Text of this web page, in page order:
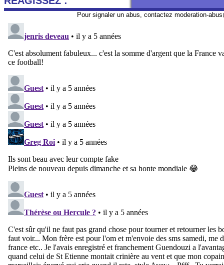
Pour signaler un abus, contactez moderation-